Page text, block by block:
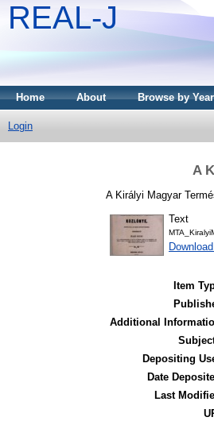
REAL-J
Home About Browse by Year
Login
A
A Királyi Magyar
Text
Item
Additional
Depositing
Date
Last